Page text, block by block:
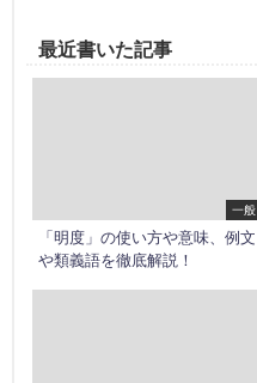
最近書いた記事
一般
「明度」の使い方や意味、例文
や類義語を徹底解説！